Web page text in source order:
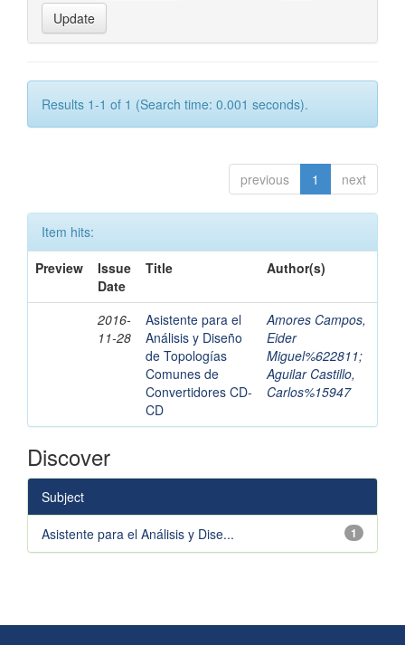
Results 1-1 of 1 (Search time: 0.001 seconds).
previous 1 next
Item hits:
Preview
Issue
Date
Title Author(s)
2016-
11-28
Asistente para el
Análisis y Diseño
de Topologías
Comunes de
Convertidores CD-
CD
Amores Campos,
Eider
Miguel%622811;
Aguilar Castillo,
Carlos%15947
Discover
Subject
1
Asistente para el Análisis y Dise...